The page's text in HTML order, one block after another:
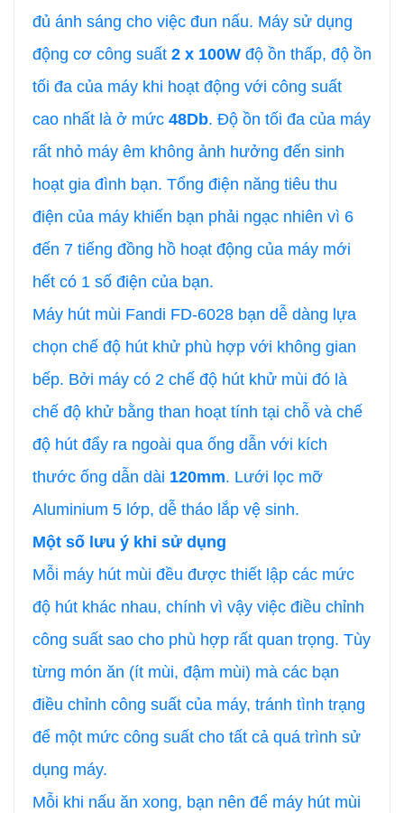
đủ ánh sáng cho việc đun nấu. Máy sử dụng
động cơ công suất 2 x 100W độ ồn thấp, độ ồn
tối đa của máy khi hoạt động với công suất
cao nhất là ở mức 48Db. Độ ồn tối đa của máy
rất nhỏ máy êm không ảnh hưởng đến sinh
hoạt gia đình bạn. Tổng điện năng tiêu thu
điện của máy khiến bạn phải ngạc nhiên vì 6
đến 7 tiếng đồng hồ hoạt động của máy mới
hết có 1 số điện của bạn.
Máy hút mùi Fandi FD-6028 bạn dễ dàng lựa
chọn chế độ hút khử phù hợp với không gian
bếp. Bởi máy có 2 chế độ hút khử mùi đó là
chế độ khử bằng than hoạt tính tại chỗ và chế
độ hút đẩy ra ngoài qua ống dẫn với kích
thước ống dẫn dài 120mm. Lưới lọc mỡ
Aluminium 5 lớp, dễ tháo lắp vệ sinh.
Một số lưu ý khi sử dụng
Mỗi máy hút mùi đều được thiết lập các mức
độ hút khác nhau, chính vì vậy việc điều chỉnh
công suất sao cho phù hợp rất quan trọng. Tùy
từng món ăn (ít mùi, đậm mùi) mà các bạn
điều chỉnh công suất của máy, tránh tình trạng
để một mức công suất cho tất cả quá trình sử
dụng máy.
Mỗi khi nấu ăn xong, bạn nên để máy hút mùi